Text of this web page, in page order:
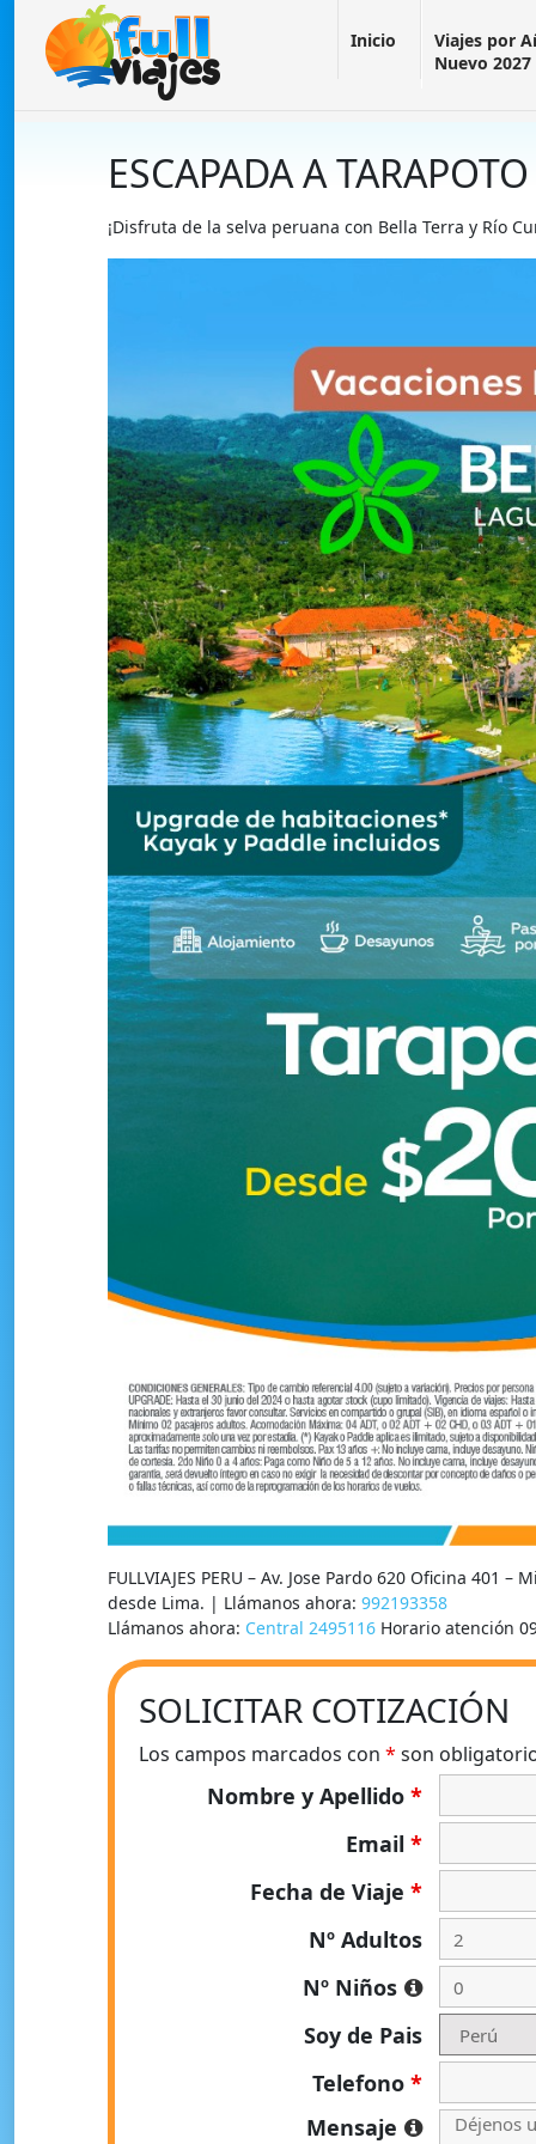
Inicio
Viajes por
Nuevo 2027
ESCAPADA A TARAPOTO
¡Disfruta de la selva peruana con Bella Terra y Río
FULLVIAJES PERU – Av. Jose Pardo 620 Oficina
desde Lima. | Llámanos ahora: 992193358
Llámanos ahora: Central 2495116Horario atención
SOLICITAR COTIZACIÓN
Los campos marcados con * son
Nombre y Apellido*
Email*
Fecha de Viaje*
Nº Adultos
Nº Niños
Soy de Pais
Telefono*
Mensaje